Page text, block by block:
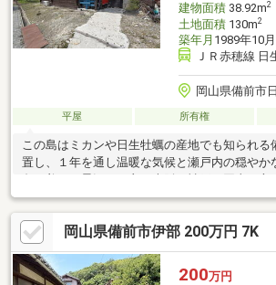
格帯で、理想の空間づく
建物面積38.92m2
土地面積130m2
築年月 1989年10
ＪＲ赤穂線 日
岡山県備前市
平屋 所有権
この島はミカンや日生牡蠣の産地でも知られる
置し、１年を通し温暖な気候と瀬戸内の穏やか
られる場所。新築から未入居だった物件を、令
兼別荘に相応しいホテルライクな仕様へと新た
た物件。また写真に写っている家具、家電など
らでも手ぶらで利用できる状態だ。ログハウス
を織り交ぜた独創的な物件。また歩いて２０メ
岡山県備前市伊部 200万円 7K
200万円